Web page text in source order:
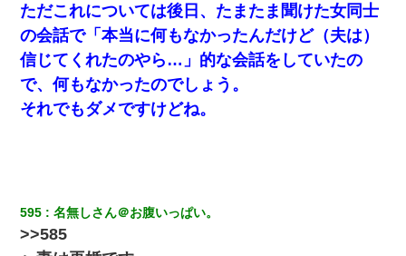
ただこれについては後日、たまたま聞けた女同士
の会話で「本当に何もなかったんだけど（夫は）
信じてくれたのやら…」的な会話をしていたの
で、何もなかったのでしょう。
それでもダメですけどね。
595 名無しさん＠お腹いっぱい。
>>585